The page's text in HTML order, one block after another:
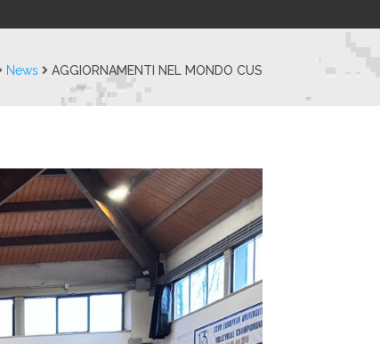
News AGGIORNAMENTI NEL MONDO CUS